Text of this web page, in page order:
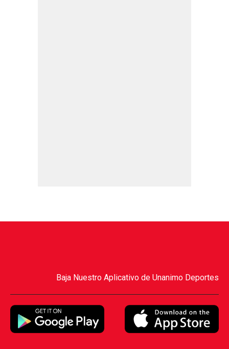
Baja Nuestro Aplicativo de Unanimo Deportes